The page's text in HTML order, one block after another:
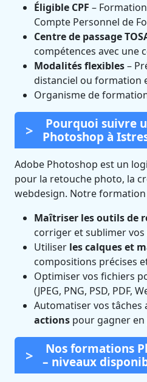
Éligible CPF –
Compte Personnel de
Centre de passage
compétences avec une
Modalités flexibles–
distanciel ou formation
Organisme de
Pourquoi suivre
Photoshop à
Adobe Photoshop est un
pour la retouche photo, la
webdesign. Notre
Maîtriser les outils de
corriger et sublimer vos
Utiliser les calques et
compositions précises
Optimiser vos fichiers
(JPEG, PNG, PSD, PDF,
Automatiser vos tâches
actions pour gagner
Nos formations
– niveaux